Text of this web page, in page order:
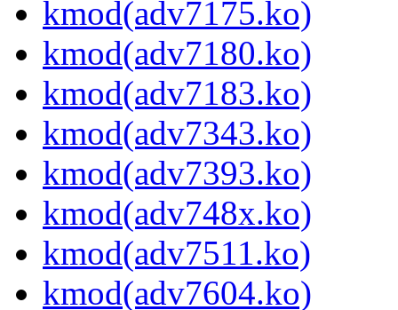
kmod(adv7175.ko)
kmod(adv7180.ko)
kmod(adv7183.ko)
kmod(adv7343.ko)
kmod(adv7393.ko)
kmod(adv748x.ko)
kmod(adv7511.ko)
kmod(adv7604.ko)